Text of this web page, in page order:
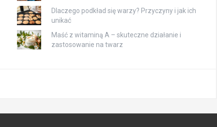
Dlaczego podkład się warzy? Przyczyny i jak ich
unikać
Maść z witaminą A – skuteczne działanie i
zastosowanie na twarz